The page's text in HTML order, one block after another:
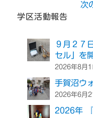
次
学区活動報告
９月２７
セル」を
2026年8月1
手賀沼ウ
2026年6月
2026年 『